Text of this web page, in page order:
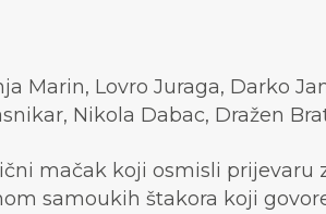
Marin, Lovro Juraga, Darko
Nikola Dabac, Dražen
mačak koji osmisli prijevaru
samoukih štakora koji